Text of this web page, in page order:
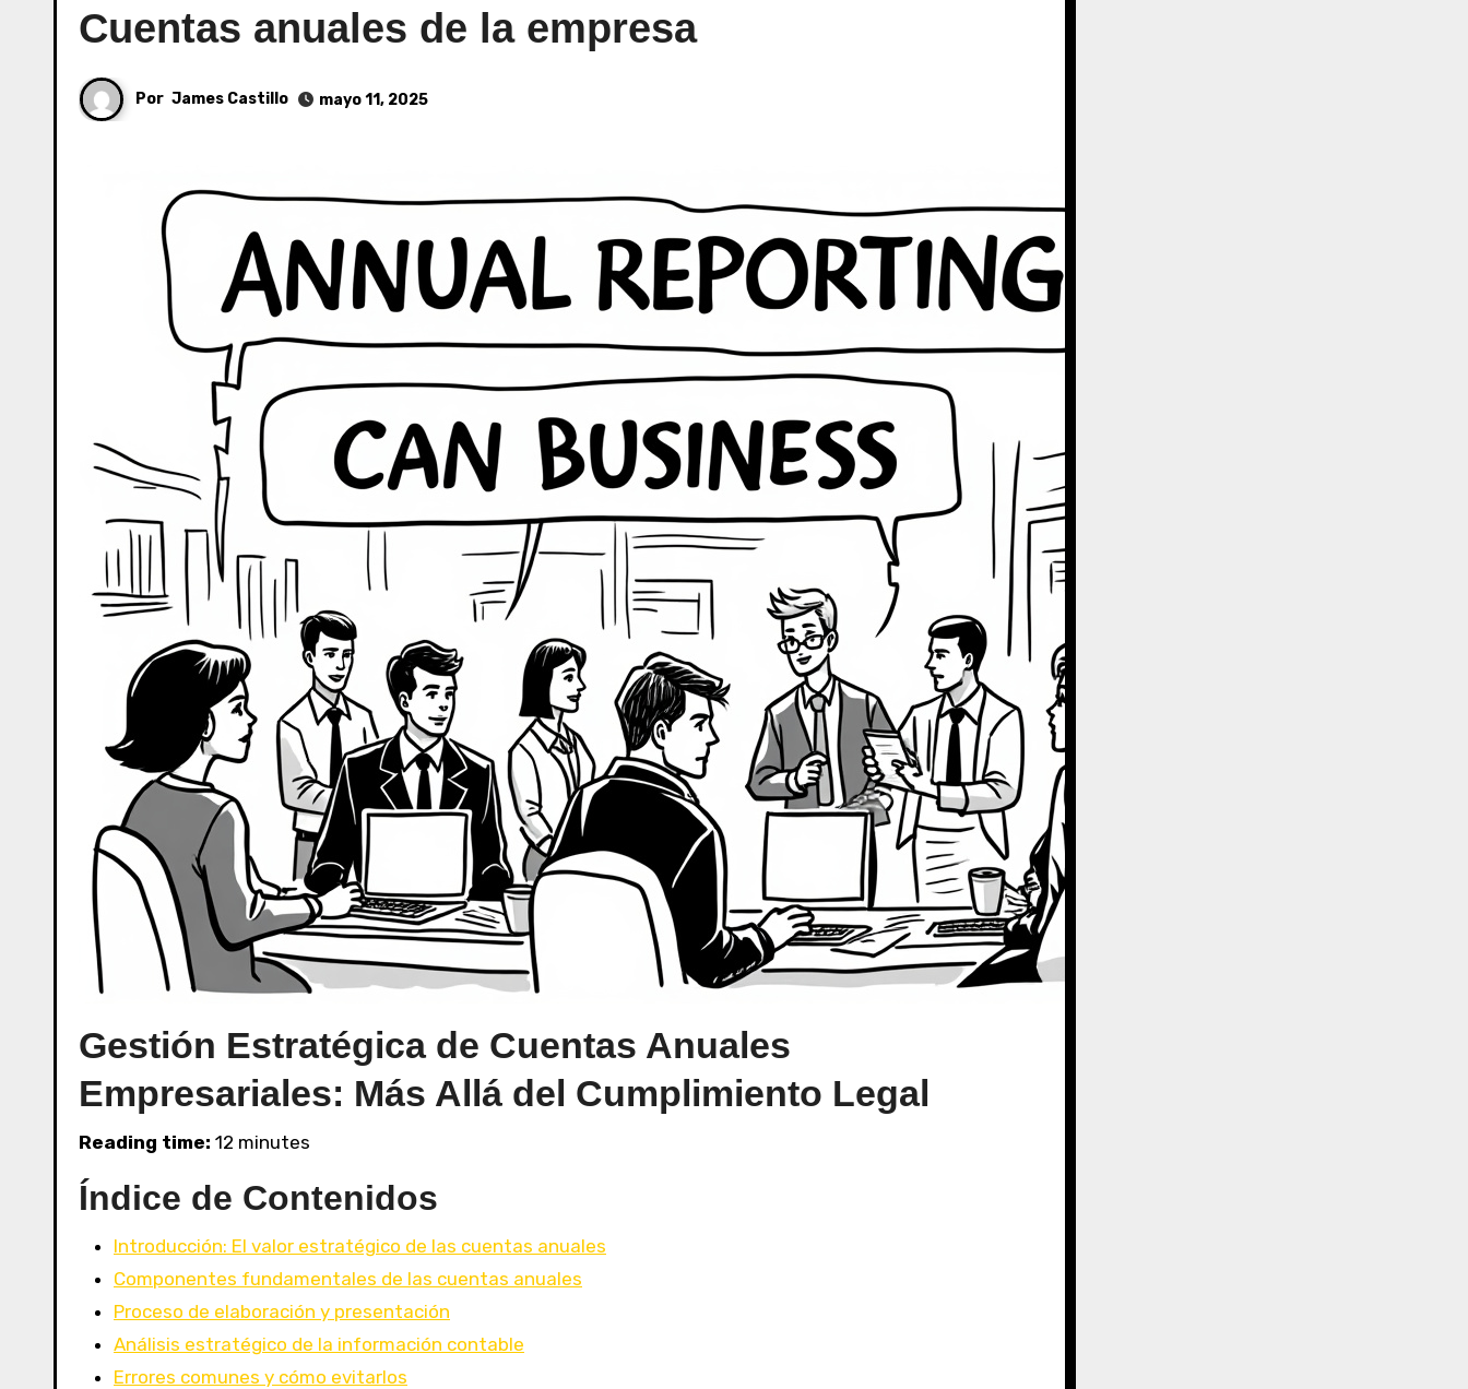
Cuentas anuales de la empresa
Por James Castillo mayo 11, 2025
Gestión Estratégica de Cuentas Anuales
Empresariales: Más Allá del Cumplimiento Legal
Reading time: 12 minutes
Índice de Contenidos
Introducción: El valor estratégico de las cuentas anuales
Componentes fundamentales de las cuentas anuales
Proceso de elaboración y presentación
Análisis estratégico de la información contable
Errores comunes y cómo evitarlos